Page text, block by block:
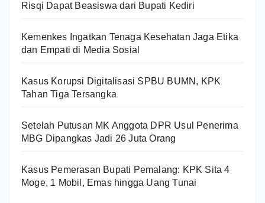
Risqi Dapat Beasiswa dari Bupati Kediri
Kemenkes Ingatkan Tenaga Kesehatan Jaga Etika
dan Empati di Media Sosial
Kasus Korupsi Digitalisasi SPBU BUMN, KPK
Tahan Tiga Tersangka
Setelah Putusan MK Anggota DPR Usul Penerima
MBG Dipangkas Jadi 26 Juta Orang
Kasus Pemerasan Bupati Pemalang: KPK Sita 4
Moge, 1 Mobil, Emas hingga Uang Tunai